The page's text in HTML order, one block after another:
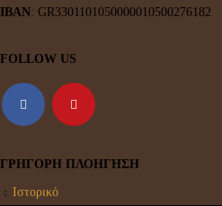
ΙΒΑΝ: GR3301101050000010500276182
FOLLOW US
ΓΡΗΓΟΡΗ ΠΛΟΗΓΗΣΗ
Ιστορικό